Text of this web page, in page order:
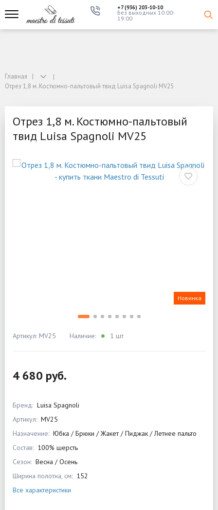
+7 (936) 203-10-10
Без выходных 10:00-
19:00
Главная
Отрез 1,8 м. Костюмно-пальтовый твид Luisa Spagnoli MV25
Отрез 1,8 м. Костюмно-пальтовый
твид Luisa Spagnoli MV25
Новинка
Артикул: MV25 Наличие: 1 шт
4 680 руб.
Бренд: Luisa Spagnoli
Артикул: MV25
Назначение: Юбка / Брюки / Жакет / Пиджак / Летнее пальто
Состав: 100% шерсть
Сезон: Весна / Осень
Ширина полотна, см: 152
Все характеристики